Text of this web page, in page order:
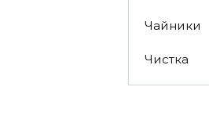
Чайники
Чистка